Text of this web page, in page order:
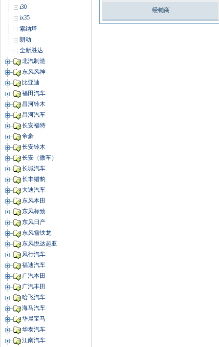
经销商
i30
ix35
索纳塔
朗动
全新胜达
北汽制造
东风风神
比亚迪
福田汽车
昌河铃木
昌河汽车
长安福特
帝豪
长安铃木
长安（微车）
长城汽车
长丰猎豹
大迪汽车
东风本田
东风标致
东风日产
东风雪铁龙
东风悦达起亚
风行汽车
福迪汽车
广汽本田
广汽丰田
哈飞汽车
海马汽车
华晨宝马
华泰汽车
江南汽车